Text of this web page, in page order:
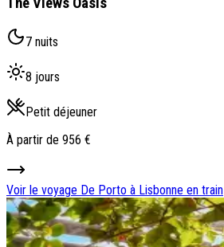
7 nuits
8 jours
Petit déjeuner
À partir de 956 €
Voir le voyage De Porto à Lisbonne en train